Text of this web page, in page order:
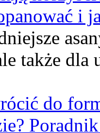
i
także